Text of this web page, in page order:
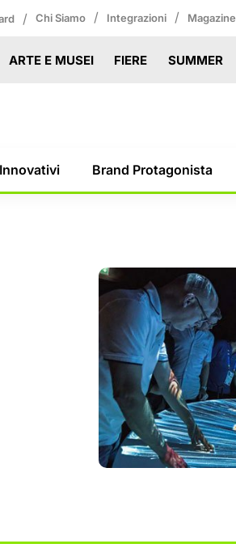
/ Chi Siamo / Integrazioni / Magazine
ARTE E MUSEI FIERE SUMMER
Brand Protagonista